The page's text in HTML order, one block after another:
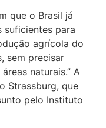
que o Brasil já
suficientes para
agrícola do
sem precisar
naturais.” A
Strassburg, que
pelo Instituto